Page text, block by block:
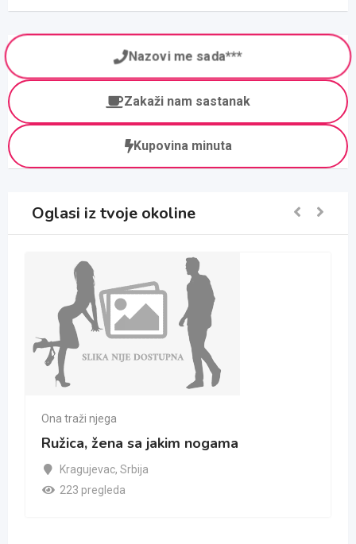
Nazovi me sada***
Zakaži nam sastanak
Kupovina minuta
Oglasi iz tvoje okoline
Ona traži njega
Ružica, žena sa jakim nogama
Kragujevac, Srbija
223 pregleda